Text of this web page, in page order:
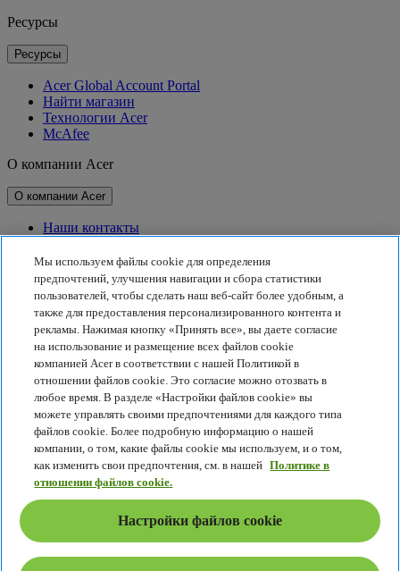
Ресурсы
Ресурсы
Acer Global Account Portal
Найти магазин
Технологии Acer
McAfee
О компании Acer
О компании Acer
Наши контакты
Для прессы
Награды
Мероприятия
Принципы устойчивого развития
Принципы устойчивого развития
Корпоративная социальная ответственность
Углеродный след от продуктов
Project Humanity
Earthion
Политика конфиденциальности
Политика в отношении файлов cookie
Правовое уведомление
Дополнительная юридическая информация
Политика специальных возможностей
Настройки файлов cookie
Россия - Русский
Мы используем файлы cookie для определения
предпочтений, улучшения навигации и сбора статистики
пользователей, чтобы сделать наш веб-сайт более удобным, а
также для предоставления персонализированного контента и
рекламы. Нажимая кнопку «Принять все», вы даете согласие
на использование и размещение всех файлов cookie
компанией Acer в соответствии с нашей Политикой в
отношении файлов cookie. Это согласие можно отозвать в
любое время. В разделе «Настройки файлов cookie» вы
можете управлять своими предпочтениями для каждого типа
файлов cookie. Более подробную информацию о нашей
компании, о том, какие файлы cookie мы используем, и о том,
как изменить свои предпочтения, см. в нашей Политике в
отношении файлов cookie.
Настройки файлов cookie